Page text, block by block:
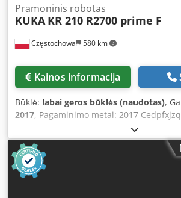
mounted on a traverse (no open ends)
Częstochowa 580 km
Pramoninis robotas
KUKA KR 210 R2700 prime F
Kainos informacija
Būklė: labai geros būklės (naudotas),
2017, Pagaminimo metai: 2017
Ašių skaičius: 6 Kilnojamoji galia: 210 kg
mm Svoris: 1111 kg Serijos numeris:
KUKA KR C4